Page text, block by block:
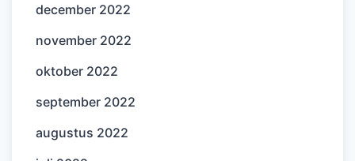
december 2022
november 2022
oktober 2022
september 2022
augustus 2022